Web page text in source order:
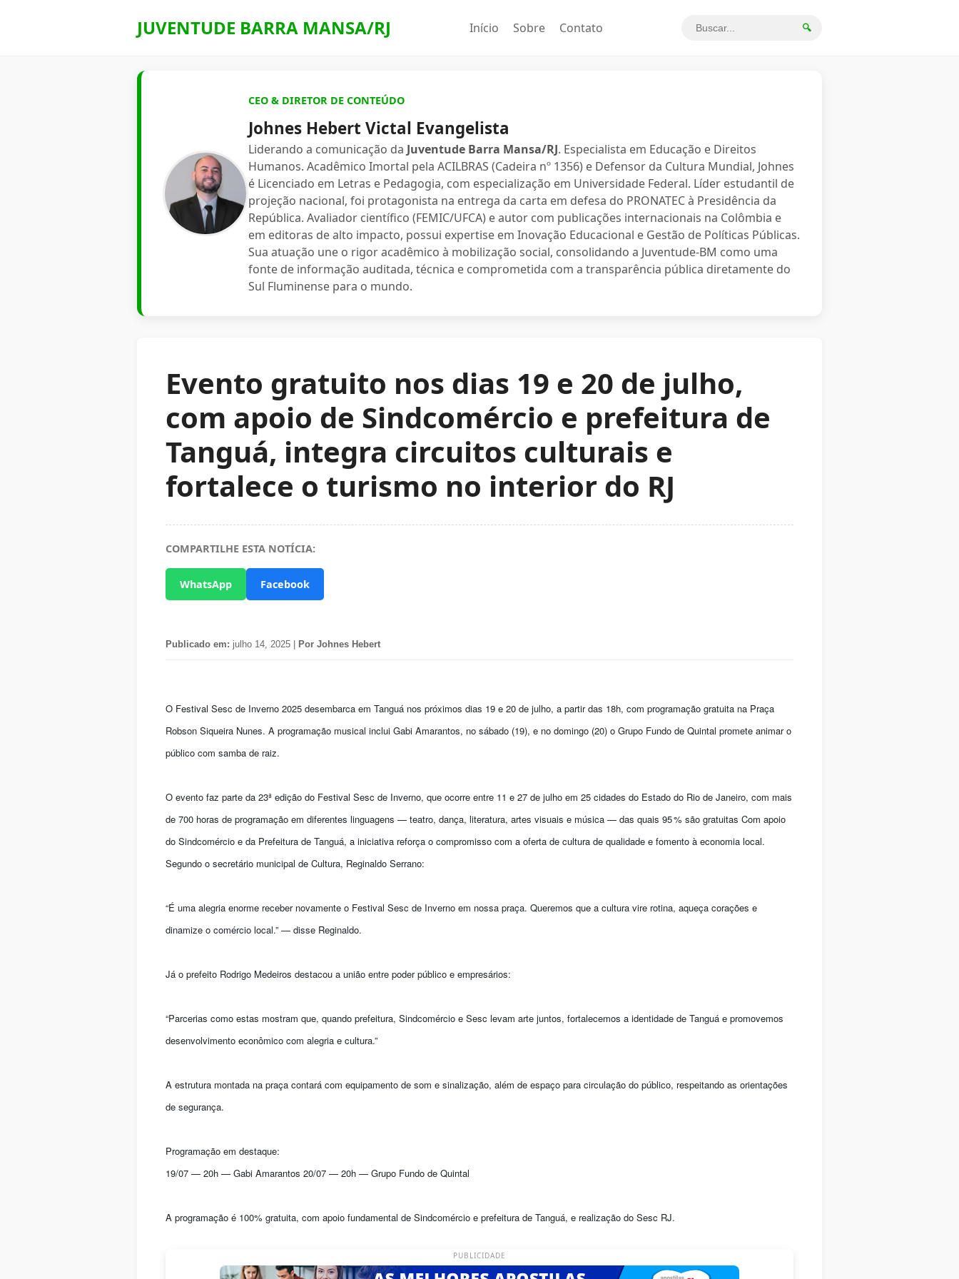
JUVENTUDE BARRA MANSA/RJ Início Sobre Contato 🔍
CEO & DIRETOR DE CONTEÚDO
Johnes Hebert Victal Evangelista
Liderando a comunicação da Juventude Barra Mansa/RJ. Especialista em Educação e Direitos
Humanos. Acadêmico Imortal pela ACILBRAS (Cadeira nº 1356) e Defensor da Cultura Mundial, Johnes
é Licenciado em Letras e Pedagogia, com especialização em Universidade Federal. Líder estudantil de
projeção nacional, foi protagonista na entrega da carta em defesa do PRONATEC à Presidência da
República. Avaliador científico (FEMIC/UFCA) e autor com publicações internacionais na Colômbia e
em editoras de alto impacto, possui expertise em Inovação Educacional e Gestão de Políticas Públicas.
Sua atuação une o rigor acadêmico à mobilização social, consolidando a Juventude-BM como uma
fonte de informação auditada, técnica e comprometida com a transparência pública diretamente do
Sul Fluminense para o mundo.
Evento gratuito nos dias 19 e 20 de julho,
com apoio de Sindcomércio e prefeitura de
Tanguá, integra circuitos culturais e
fortalece o turismo no interior do RJ
COMPARTILHE ESTA NOTÍCIA:
WhatsApp Facebook
Publicado em: julho 14, 2025 | Por Johnes Hebert
O Festival Sesc de Inverno 2025 desembarca em Tanguá nos próximos dias 19 e 20 de julho, a partir das 18h, com programação gratuita na Praça
Robson Siqueira Nunes. A programação musical inclui Gabi Amarantos, no sábado (19), e no domingo (20) o Grupo Fundo de Quintal promete animar o
público com samba de raiz.
O evento faz parte da 23ª edição do Festival Sesc de Inverno, que ocorre entre 11 e 27 de julho em 25 cidades do Estado do Rio de Janeiro, com mais
de 700 horas de programação em diferentes linguagens — teatro, dança, literatura, artes visuais e música — das quais 95 % são gratuitas Com apoio
do Sindcomércio e da Prefeitura de Tanguá, a iniciativa reforça o compromisso com a oferta de cultura de qualidade e fomento à economia local.
Segundo o secretário municipal de Cultura, Reginaldo Serrano:
“É uma alegria enorme receber novamente o Festival Sesc de Inverno em nossa praça. Queremos que a cultura vire rotina, aqueça corações e
dinamize o comércio local.” — disse Reginaldo.
Já o prefeito Rodrigo Medeiros destacou a união entre poder público e empresários:
“Parcerias como estas mostram que, quando prefeitura, Sindcomércio e Sesc levam arte juntos, fortalecemos a identidade de Tanguá e promovemos
desenvolvimento econômico com alegria e cultura.”
A estrutura montada na praça contará com equipamento de som e sinalização, além de espaço para circulação do público, respeitando as orientações
de segurança.
Programação em destaque:
19/07 — 20h — Gabi Amarantos 20/07 — 20h — Grupo Fundo de Quintal
A programação é 100% gratuita, com apoio fundamental de Sindcomércio e prefeitura de Tanguá, e realização do Sesc RJ.
PUBLICIDADE